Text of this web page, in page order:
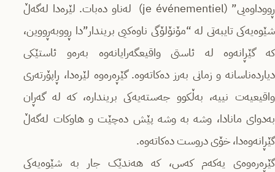
ڕووداوەیی” (je événementiel) لەناو دەبات. لێرەدا لەگەڵ
شێوەیەکی تایبەتی لە “مۆنۆلۆگی ناوەكیی بریندار”دا ڕووبەڕووین،
کە گێڕانەوە لە ئاستی واقیعگەرایانەوە بەرەو ئاستێکی
دیارده‌ناسانه‌ و زمانی بەرز دەکاتەوە. گێڕەره‌وه لێره‌دا‌، ڕاپۆرتەری
واقیعیەت نییه‌، بەڵکوو جەستەیەکی بریندارە، کە لە گەڕان
بەدوای مانادا، وشە بە وشە پێش دەچێت و هاوکات لەگەڵ
گێڕانەوەدا، خۆی دروست دەکاتەوە.
گێڕەره‌وه‌ی یەکەم کەس، کە هەندێک جار بە شێوەیەکی